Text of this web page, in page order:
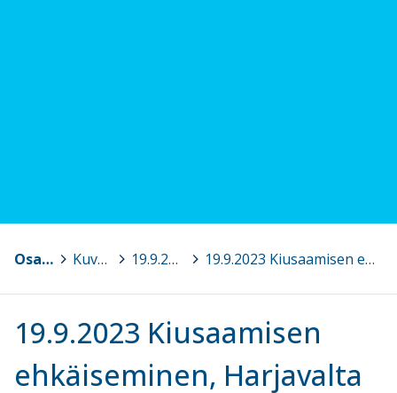
Osaava Satakunta Kuvagalleria 19.9.2023 Kiusaamisen ehkäiseminen, Harjavalta 19.9.2023 Kiusaamisen ehkäiseminen, Harjavalta 4.jpg
19.9.2023 Kiusaamisen
ehkäiseminen, Harjavalta